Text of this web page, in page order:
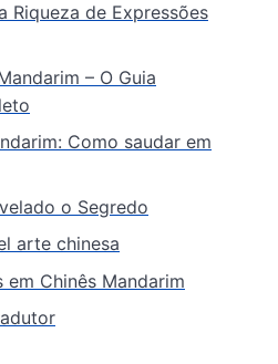
Riqueza de Expressões
– O Guia
Como saudar em
o Segredo
arte chinesa
em Chinês Mandarim